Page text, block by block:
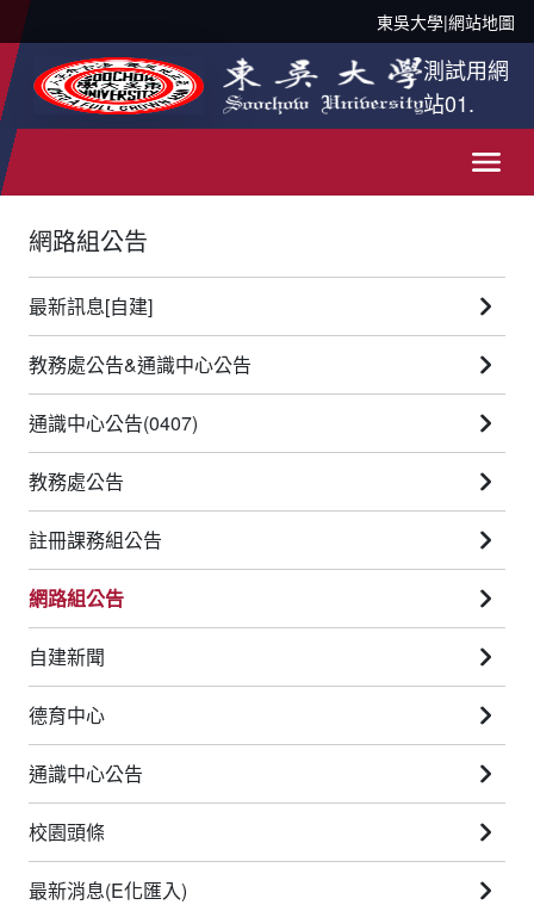
東吳大學|網站地圖
測試用網
站01.
網路組公告
最新訊息[自建]
教務處公告&通識中心公告
通識中心公告(0407)
教務處公告
註冊課務組公告
網路組公告
自建新聞
德育中心
通識中心公告
校園頭條
最新消息(E化匯入)